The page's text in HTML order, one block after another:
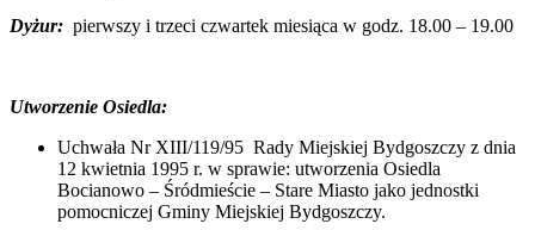
Dyżur: pierwszy i trzeci czwartek miesiąca w godz. 18.00 – 19.00
Utworzenie Osiedla:
Uchwała Nr XIII/119/95 Rady Miejskiej Bydgoszczy z dnia
12 kwietnia 1995 r. w sprawie: utworzenia Osiedla
Bocianowo – Śródmieście – Stare Miasto jako jednostki
pomocniczej Gminy Miejskiej Bydgoszczy.